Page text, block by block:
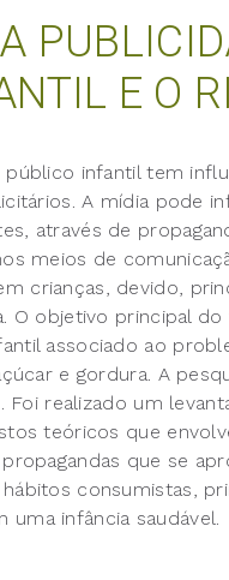
E O
público infantil tem
A mídia pode
através de
meios de
crianças, devido,
O objetivo principal
associado ao
e gordura. A
Foi realizado um
teóricos que
que se
consumistas,
uma infância saudável.